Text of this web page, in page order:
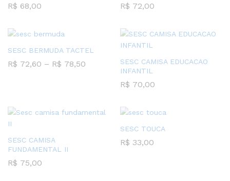
R$ 68,00 R$ 72,00
SESC BERMUDA TACTEL
R$ 72,60 – R$ 78,50
SESC CAMISA EDUCACAO
INFANTIL
R$ 70,00
SESC CAMISA
FUNDAMENTAL II
R$ 75,00
SESC TOUCA
R$ 33,00